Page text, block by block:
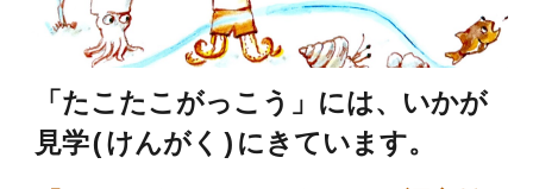
「たこたこがっこう」には、いかが
見学(けんがく)にきています。